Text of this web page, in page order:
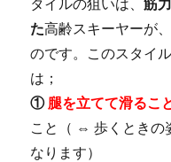
タイルの狙いは、筋
た高齢スキーヤーが
のです。このスタイ
は；
① 腿を立てて滑るこ
こと（ ⇔ 歩くときの
なります）